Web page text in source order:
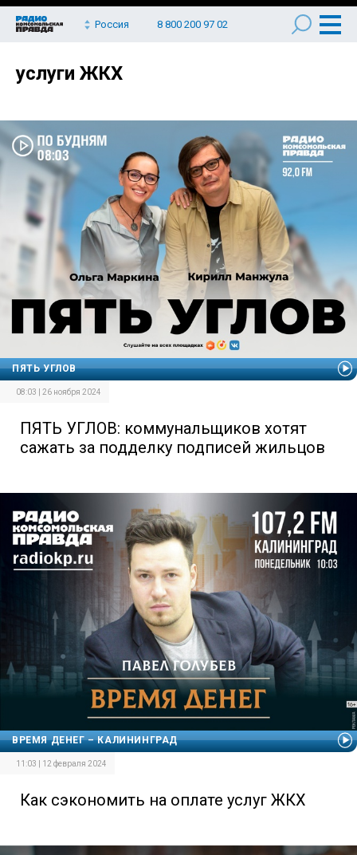
Россия 8 800 200 97 02
услуги ЖКХ
ПЯТЬ УГЛОВ
08:03 | 26 ноября 2024
ПЯТЬ УГЛОВ: коммунальщиков хотят
сажать за подделку подписей жильцов
ВРЕМЯ ДЕНЕГ – КАЛИНИНГРАД
11:03 | 12 февраля 2024
Как сэкономить на оплате услуг ЖКХ